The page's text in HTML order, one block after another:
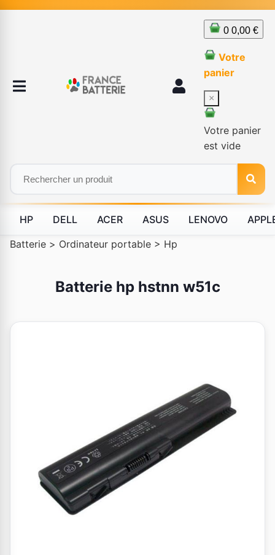
0 0,00 €
Votre
panier
×
Votre panier
est vide
HP DELL ACER ASUS LENOVO
Batterie > Ordinateur portable > Hp
Batterie hp hstnn w51c